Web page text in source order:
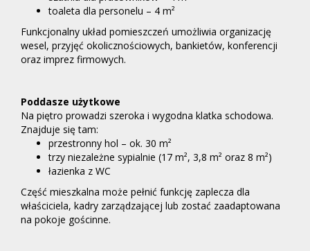
toaleta dla personelu – 4 m²
Funkcjonalny układ pomieszczeń umożliwia organizację
wesel, przyjęć okolicznościowych, bankietów, konferencji
oraz imprez firmowych.
Poddasze użytkowe
Na piętro prowadzi szeroka i wygodna klatka schodowa.
Znajduje się tam:
przestronny hol – ok. 30 m²
trzy niezależne sypialnie (17 m², 3,8 m² oraz 8 m²)
łazienka z WC
Część mieszkalna może pełnić funkcję zaplecza dla
właściciela, kadry zarządzającej lub zostać zaadaptowana
na pokoje gościnne.